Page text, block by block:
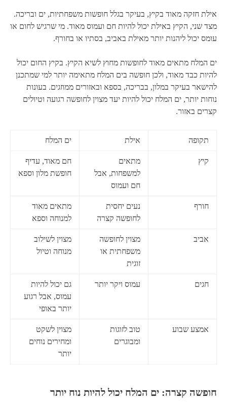
אילת חזקה מאוד בקיץ, בעיקר בגלל חופשות משפחתיות, ים ובריכה.
מצד שני, הקיץ באילת יכול להיות חם ועמוס מאוד. מי שרגיש לחום או
עומס יכול ליהנות יותר מאילת באביב, בסתיו או בחורף.
ים המלח מתאים מאוד לחופשות מחוץ לשיא הקיץ. בקיץ החום יכול
להיות כבד מאוד, ולכן חופשה בים המלח מתאימה יותר למי שמתכנן
להישאר בעיקר במלון, בבריכה, בספא ובאזורים ממוזגים. בעונות
נוחות יותר, ים המלח יכול להיות יעד מצוין לחופשה רגועה וטיולים
קצרים באזור.
תקופה אילת ים המלח
קיץ
מתאים
למשפחות, אבל
חם ועמוס
חם מאוד, עדיף
חופשת מלון וספא
חורף
נעים יחסית
לחופשה קצרה
מתאים מאוד
למנוחה וספא
אביב
מצוין לחופשה
משפחתית או
זוגית
מצוין לשילוב
מנוחה וטיול
חגים עמוס ויקר יותר
גם יכול להיות
עמוס, אבל רגוע
יותר באופי
אמצע שבוע
טוב לזוגות
ומבוגרים
מצוין לשקט
ומחירים נוחים
יותר
חופשה קצרה: ים המלח יכול להיות נוח יותר